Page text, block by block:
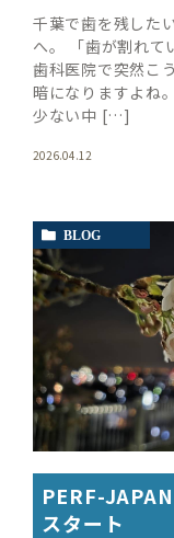
千葉で歯を残した
へ。 「歯が割れて
歯科医院で突然こ
暗になりますよね
少ない中 […]
2026.04.12
BLOG
PERF-
スタート